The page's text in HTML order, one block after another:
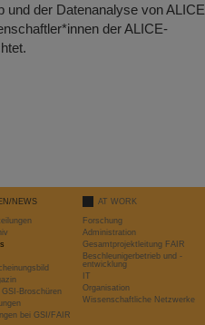
und der Datenanalyse von ALICE
der ALICE-
NEWS
GSI-Broschüren
bei GSI/FAIR
AT WORK
Forschung
Administration
Gesamtprojektleitung FAIR
Beschleunigerbetrieb und -
entwicklung
IT
Organisation
Wissenschaftliche Netzwerke